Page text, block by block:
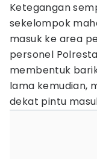
Ketegangan
sekelompok
masuk ke area
personel
membentuk
lama kemudian,
dekat pintu